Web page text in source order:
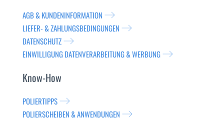
AGB & KUNDENINFORMATION
LIEFER- & ZAHLUNGSBEDINGUNGEN
DATENSCHUTZ
EINWILLIGUNG DATENVERARBEITUNG & WERBUNG
Know-How
POLIERTIPPS
POLIERSCHEIBEN & ANWENDUNGEN